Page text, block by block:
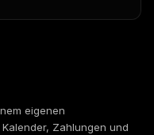
eigenen
Zahlungen und